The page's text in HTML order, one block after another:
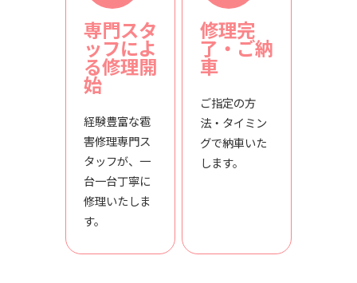
専門スタ
ッフによ
る修理開
始
経験豊富な雹
害修理専門ス
タッフが、一
台一台丁寧に
修理いたしま
す。
修理完
了・ご納
車
ご指定の方
法・タイミン
グで納車いた
します。